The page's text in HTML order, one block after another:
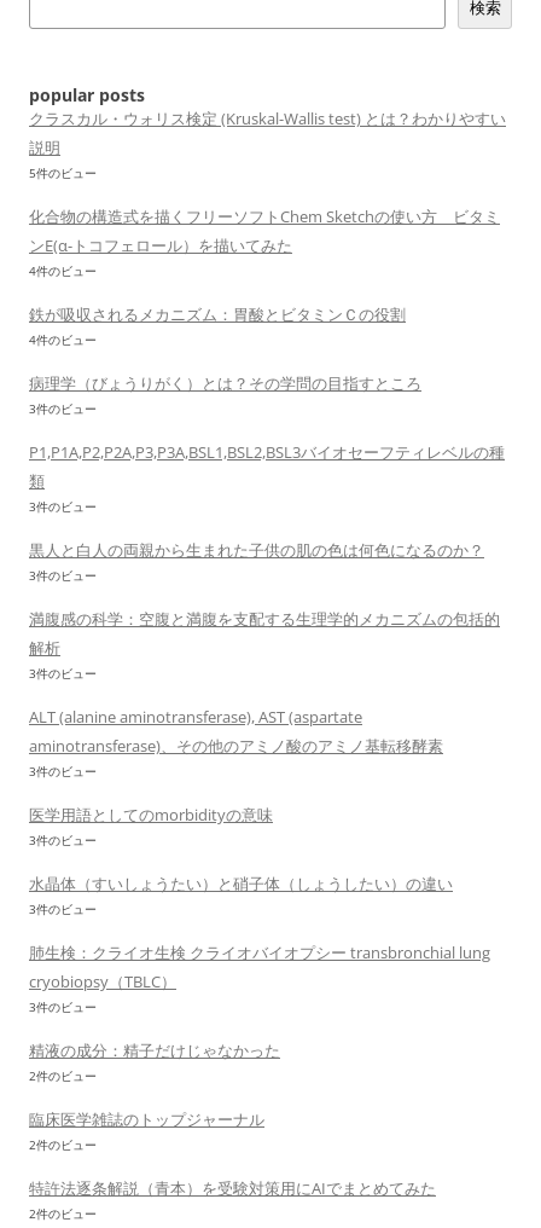
検索
popular posts
クラスカル・ウォリス検定 (Kruskal-Wallis test) とは？わかりやすい
説明
5件のビュー
化合物の構造式を描くフリーソフトChem Sketchの使い方 ビタミ
ンE(α-トコフェロール）を描いてみた
4件のビュー
鉄が吸収されるメカニズム：胃酸とビタミンＣの役割
4件のビュー
病理学（びょうりがく）とは？その学問の目指すところ
3件のビュー
P1,P1A,P2,P2A,P3,P3A,BSL1,BSL2,BSL3バイオセーフティレベルの種
類
3件のビュー
黒人と白人の両親から生まれた子供の肌の色は何色になるのか？
3件のビュー
満腹感の科学：空腹と満腹を支配する生理学的メカニズムの包括的
解析
3件のビュー
ALT (alanine aminotransferase), AST (aspartate
aminotransferase)、その他のアミノ酸のアミノ基転移酵素
3件のビュー
医学用語としてのmorbidityの意味
3件のビュー
水晶体（すいしょうたい）と硝子体（しょうしたい）の違い
3件のビュー
肺生検：クライオ生検 クライオバイオプシー transbronchial lung
cryobiopsy（TBLC）
3件のビュー
精液の成分：精子だけじゃなかった
2件のビュー
臨床医学雑誌のトップジャーナル
2件のビュー
特許法逐条解説（青本）を受験対策用にAIでまとめてみた
2件のビュー